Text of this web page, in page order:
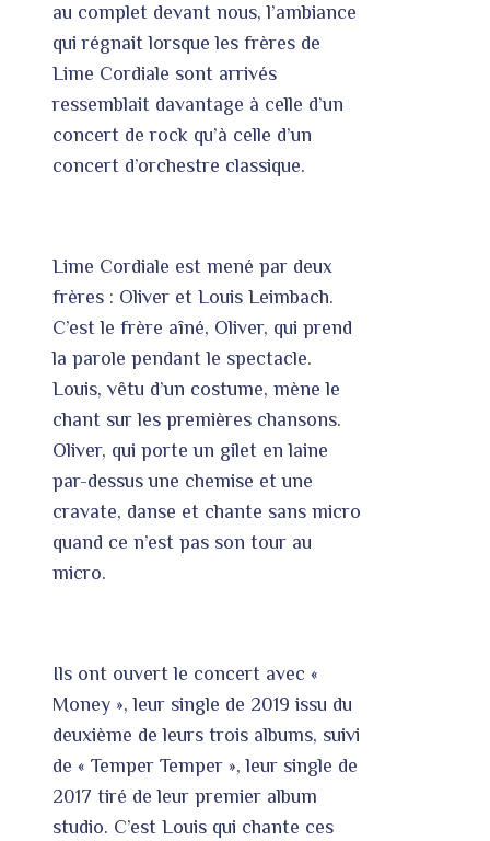
au complet devant nous, l’ambiance
qui régnait lorsque les frères de
Lime Cordiale sont arrivés
ressemblait davantage à celle d’un
concert de rock qu’à celle d’un
concert d’orchestre classique.
Lime Cordiale est mené par deux
frères : Oliver et Louis Leimbach.
C’est le frère aîné, Oliver, qui prend
la parole pendant le spectacle.
Louis, vêtu d’un costume, mène le
chant sur les premières chansons.
Oliver, qui porte un gilet en laine
par-dessus une chemise et une
cravate, danse et chante sans micro
quand ce n’est pas son tour au
micro.
Ils ont ouvert le concert avec «
Money », leur single de 2019 issu du
deuxième de leurs trois albums, suivi
de « Temper Temper », leur single de
2017 tiré de leur premier album
studio. C’est Louis qui chante ces